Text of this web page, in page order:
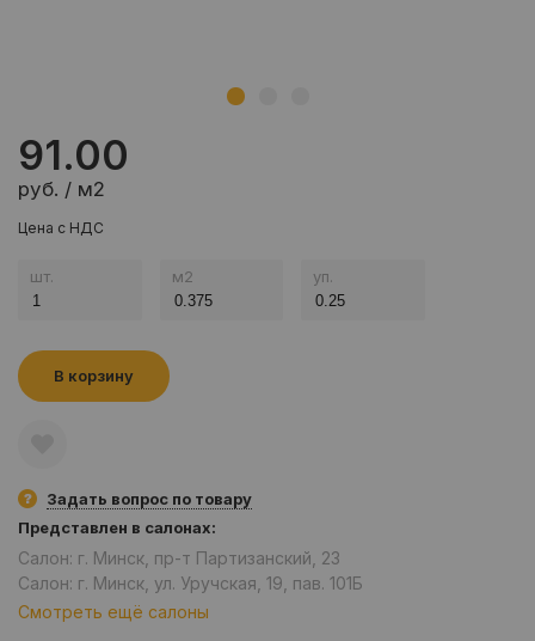
91.00
руб. / м2
Цена с НДС
шт. м2 уп.
В корзину
Задать вопрос по товару
Представлен в салонах:
Салон: г. Минск, пр-т Партизанский, 23
Салон: г. Минск, ул. Уручская, 19, пав. 101Б
Смотреть ещё салоны